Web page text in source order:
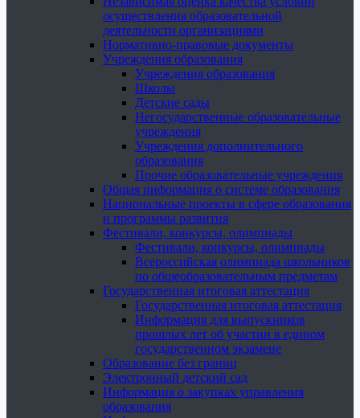
осуществления образовательной
деятельности организациями
Нормативно-правовые документы
Учреждения образования
Учреждения образования
Школы
Детские сады
Негосударственные образовательные
учреждения
Учреждения дополнительного
образования
Прочие образовательные учреждения
Общая информация о системе образования
Национальные проекты в сфере образования
и программы развития
Фестивали, конкурсы, олимпиады
Фестивали, конкурсы, олимпиады
Всероссийская олимпиада школьников
по общеобразовательным предметам
Государственная итоговая аттестация
Государственная итоговая аттестация
Информация для выпускников
прошлых лет об участии в едином
государственном экзамене
Образование без границ
Электронный детский сад
Информация о закупках управления
образования